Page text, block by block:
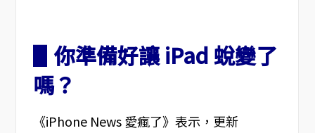
▋你準備好讓 iPad 蛻變了
嗎？
《iPhone News 愛瘋了》表示，更新